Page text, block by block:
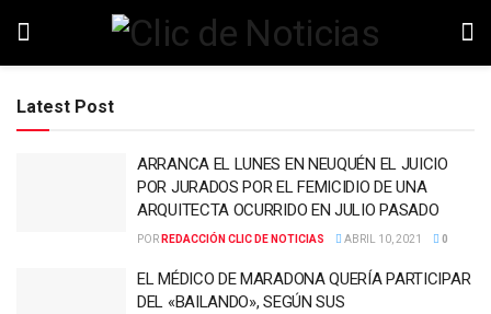
Latest Post
ARRANCA EL LUNES EN NEUQUÉN EL JUICIO
POR JURADOS POR EL FEMICIDIO DE UNA
ARQUITECTA OCURRIDO EN JULIO PASADO
POR REDACCIÓN CLIC DE NOTICIAS ABRIL 10, 2021 0
EL MÉDICO DE MARADONA QUERÍA PARTICIPAR
DEL «BAILANDO», SEGÚN SUS